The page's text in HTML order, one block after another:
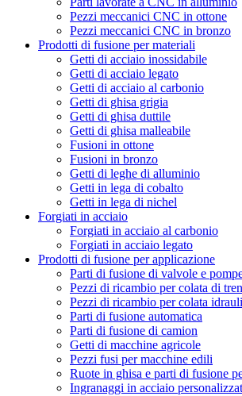
Pezzi meccanici CNC in ottone
Pezzi meccanici CNC in bronzo
Prodotti di fusione per materiali
Getti di acciaio inossidabile
Getti di acciaio legato
Getti di acciaio al carbonio
Getti di ghisa grigia
Getti di ghisa duttile
Getti di ghisa malleabile
Fusioni in ottone
Fusioni in bronzo
Getti di leghe di alluminio
Getti in lega di cobalto
Getti in lega di nichel
Forgiati in acciaio
Forgiati in acciaio al carbonio
Forgiati in acciaio legato
Prodotti di fusione per applicazione
Parti di fusione di valvole e
Pezzi di ricambio per colata di
Pezzi di ricambio per colata
Parti di fusione automatica
Parti di fusione di camion
Getti di macchine agricole
Pezzi fusi per macchine edili
Ruote in ghisa e parti di fusione
Ingranaggi in acciaio